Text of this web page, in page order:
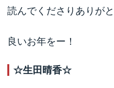
読んでくださりありが
良いお年をー！
☆生田晴香☆